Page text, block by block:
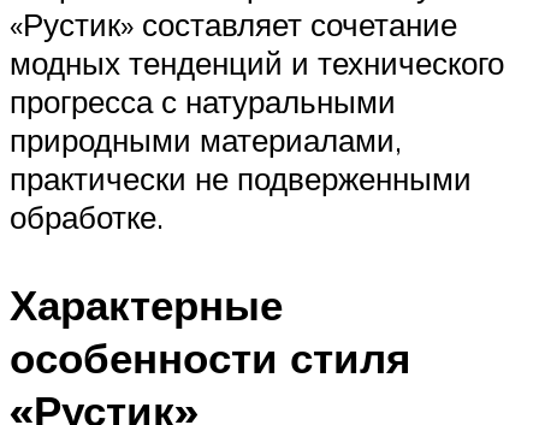
«Рустик» составляет сочетание
модных тенденций и технического
прогресса с натуральными
природными материалами,
практически не подверженными
обработке.
Характерные
особенности стиля
«Рустик»